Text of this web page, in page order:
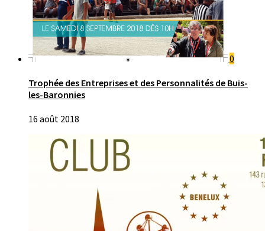
0
Trophée des Entreprises et des Personnalités de Buis-
les-Baronnies
16 août 2018